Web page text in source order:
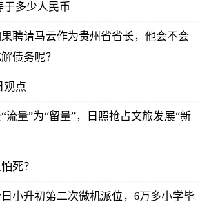
于多少人民币
聘请马云作为贵州省省长，他会不会
债务呢？
观点
流量”为“留量”，日照抢占文旅发展“新
死？
小升初第二次微机派位，6万多小学毕